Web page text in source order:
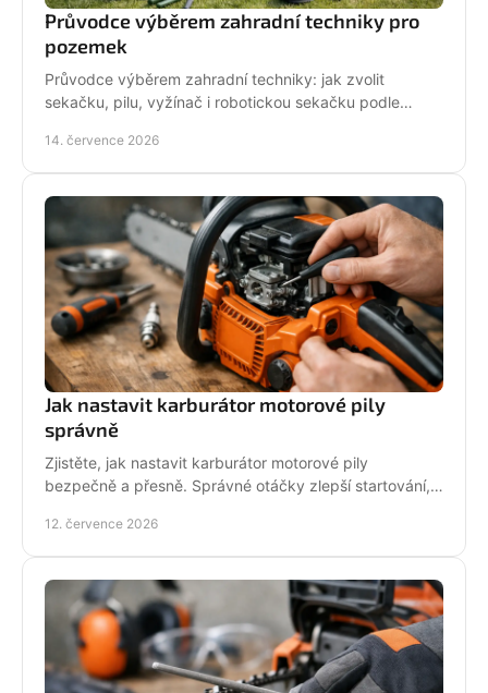
Průvodce výběrem zahradní techniky pro
pozemek
Průvodce výběrem zahradní techniky: jak zvolit
sekačku, pilu, vyžínač i robotickou sekačku podle
podpory.
14. července 2026
Jak nastavit karburátor motorové pily
správně
Zjistěte, jak nastavit karburátor motorové pily
bezpečně a přesně. Správné otáčky zlepší startování,
12. července 2026